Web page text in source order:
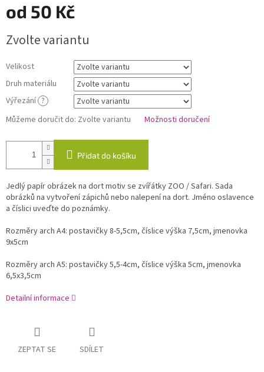
od 50 Kč
cena:
Zvolte variantu
Velikost
Druh materiálu
Výřezání ?
Můžeme doručit do: Zvolte variantu Možnosti doručení
Přidat do košíku
Jedlý papír obrázek na dort motiv se zvířátky ZOO / Safari. Sada
obrázků na vytvoření zápichů nebo nalepení na dort. Jméno oslavence
a číslici uveďte do poznámky.
Rozměry arch A4: postavičky 8-5,5cm, číslice výška 7,5cm, jmenovka
9x5cm
Rozměry arch A5: postavičky 5,5-4cm, číslice výška 5cm, jmenovka
6,5x3,5cm
Detailní informace
ZEPTAT SE SDÍLET